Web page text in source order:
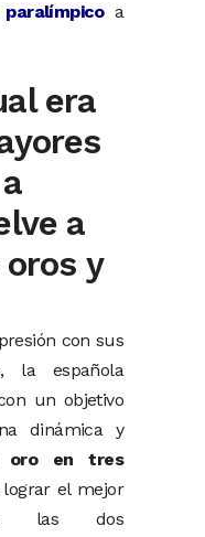
paralímpico a
era
a
y
presión con sus
la española
un objetivo
dinámica y
oro entres
lograrel mejor
las dos